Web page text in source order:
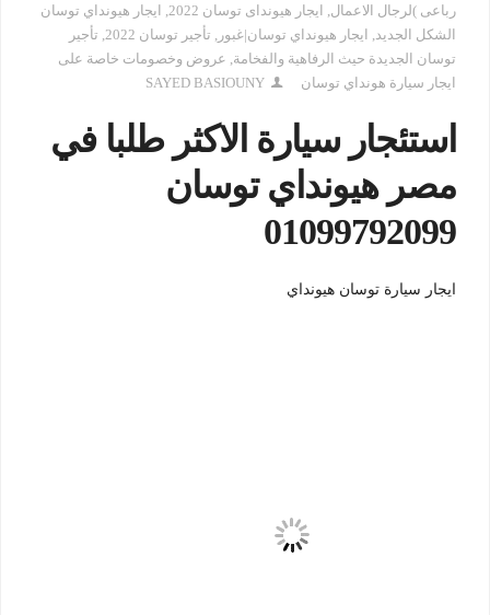
رباعى )لرجال الاعمال
ايجار هيونداى توسان 2022
ايجار هيونداي توسان
الشكل الجديد
ايجار هيونداي توسان|غبور تأجير توسان 2022
تأجير
توسان الجديدة حيث الرفاهية والفخامة عروض وخصومات خاصة على
ايجار سيارة هونداي توسان
SAYED BASIOUNY
استئجار سيارة الاكثر طلبا في
مصر هيونداي توسان
01099792099
ايجار سيارة توسان هيونداي